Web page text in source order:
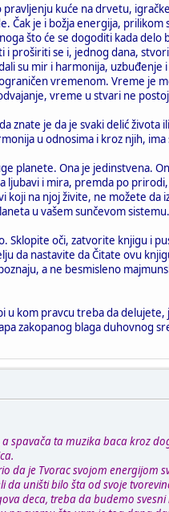
pravljenju kuće na drvetu,
Čak je i božja energija,
što će se dogoditi kada
i proširiti se i, jednog dana,
su mir i harmonija,
vremenom. Vreme je
vreme u stvari ne
znate je da je svaki delić
u odnosima i kroz njih,
planete. Ona je jedinstvena.
ljubavi i mira, premda po
koji na njoj živite, ne možete
u vašem sunčevom sistemu.
Sklopite oči, zatvorite knjigu i
da nastavite da Čitate ovu
a ne besmisleno
u kom pravcu treba da
zakopanog blaga duhovnog
spavača ta muzika baca kroz
da je Tvorac svojom energijom
da uništi bilo šta od svoje
deca, treba da budemo